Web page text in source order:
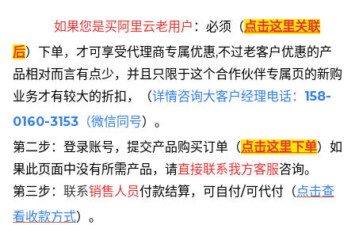
如果您是买阿里云老用户 ： 必须 （点击这里关联
后） 下单， 才可享受代理商专属优惠,不过老客户优惠的产
品相对而言有点少，并且只限于这个合作伙伴专属页的新购
业务才有较大的折扣，
（详情咨询大客户经理电话： 158-
0160-3153 （微信同号）。
第二步：登录账号，提交产品购买订单（点击这里下单） 如
果此页面中没有所需产品，请直接联系我方客服咨询。
第三步： 联系销售人员付款结算，可自付/可代付（点击查
看收款方式）。